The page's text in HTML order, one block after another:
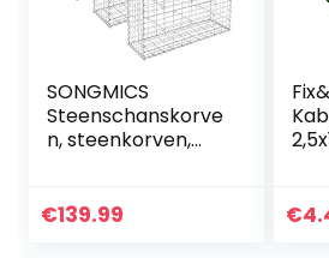
SONGMICS
Steenschanskorve
n, steenkorven,
10 cm smalle
€139.99 €